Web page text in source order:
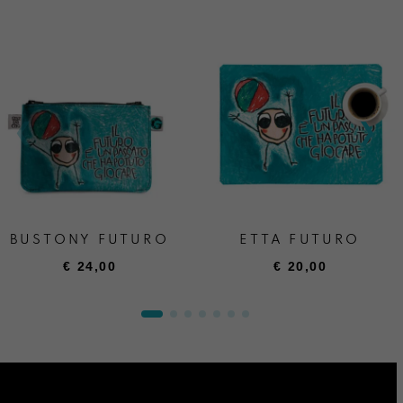
BUSTONY FUTURO
€ 24,00
ETTA FUTURO
€ 20,00